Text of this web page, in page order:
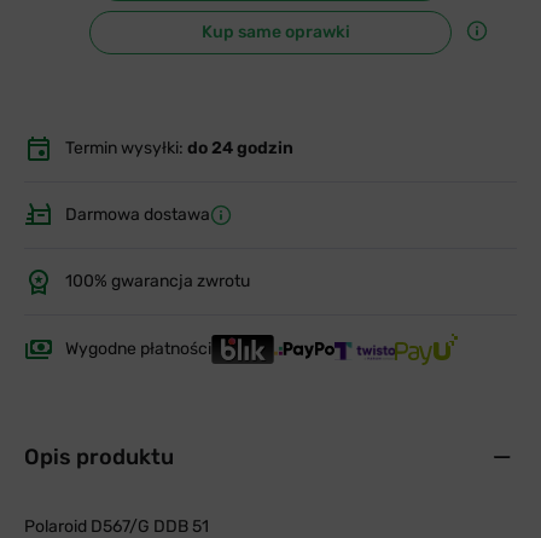
Kup same oprawki
Termin wysyłki: do 24 godzin
Darmowa dostawa
100% gwarancja zwrotu
Wygodne płatności
Opis produktu
Polaroid D567/G DDB 51